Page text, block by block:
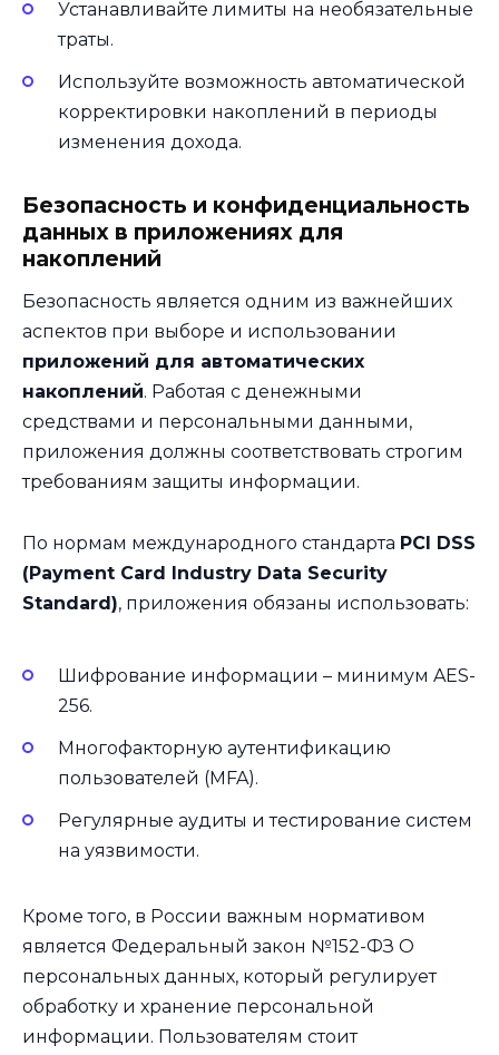
Устанавливайте лимиты на необязательные
траты.
Используйте возможность автоматической
корректировки накоплений в периоды
изменения дохода.
Безопасность и конфиденциальность
данных в приложениях для
накоплений
Безопасность является одним из важнейших
аспектов при выборе и использовании
приложений для автоматических
накоплений. Работая с денежными
средствами и персональными данными,
приложения должны соответствовать строгим
требованиям защиты информации.
По нормам международного стандарта PCI DSS
(Payment Card Industry Data Security
Standard), приложения обязаны использовать:
Шифрование информации – минимум AES-
256.
Многофакторную аутентификацию
пользователей (MFA).
Регулярные аудиты и тестирование систем
на уязвимости.
Кроме того, в России важным нормативом
является Федеральный закон №152-ФЗ О
персональных данных, который регулирует
обработку и хранение персональной
информации. Пользователям стоит